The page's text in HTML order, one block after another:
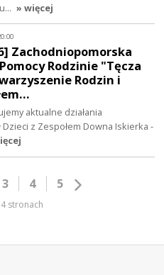
» więcej
Zachodniopomorska
Rodzinie "Tęcza
Rodzin i
aktualne działania
z Zespołem Downa Iskierka -
3 4 5
stronach